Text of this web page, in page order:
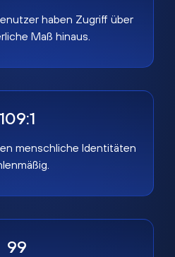
haben Zugriff über
Maß hinaus.
109:1
menschliche Identitäten
99